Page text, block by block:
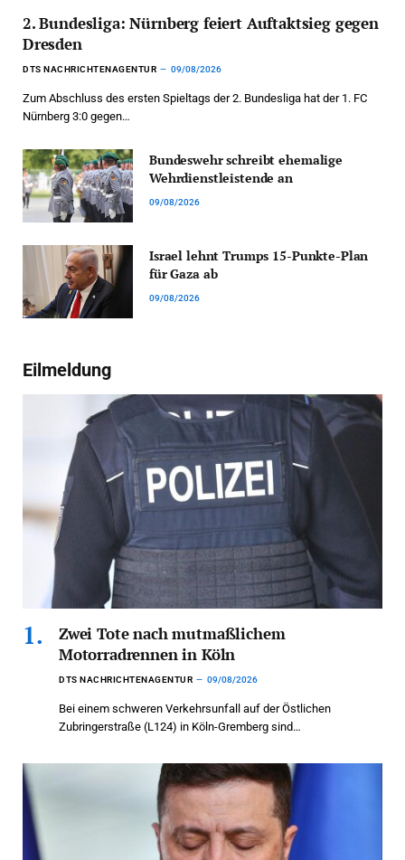
2. Bundesliga: Nürnberg feiert Auftaktsieg gegen
Dresden
DTS NACHRICHTENAGENTUR 09/08/2026
Zum Abschluss des ersten Spieltags der 2. Bundesliga hat der 1. FC
Nürnberg 3:0 gegen…
Bundeswehr schreibt ehemalige
Wehrdienstleistende an
09/08/2026
Israel lehnt Trumps 15-Punkte-Plan
für Gaza ab
09/08/2026
Eilmeldung
Zwei Tote nach mutmaßlichem
Motorradrennen in Köln
DTS NACHRICHTENAGENTUR 09/08/2026
Bei einem schweren Verkehrsunfall auf der Östlichen
Zubringerstraße (L124) in Köln-Gremberg sind…